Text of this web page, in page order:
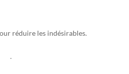
réduire les indésirables.
.